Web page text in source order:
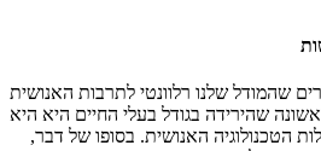
שהמודל שלנו רלוונטי לתרבות האנושית
שהירידה בגודל בעלי החיים היא היא
הטכנולוגיה האנושית. בסופו של דבר,